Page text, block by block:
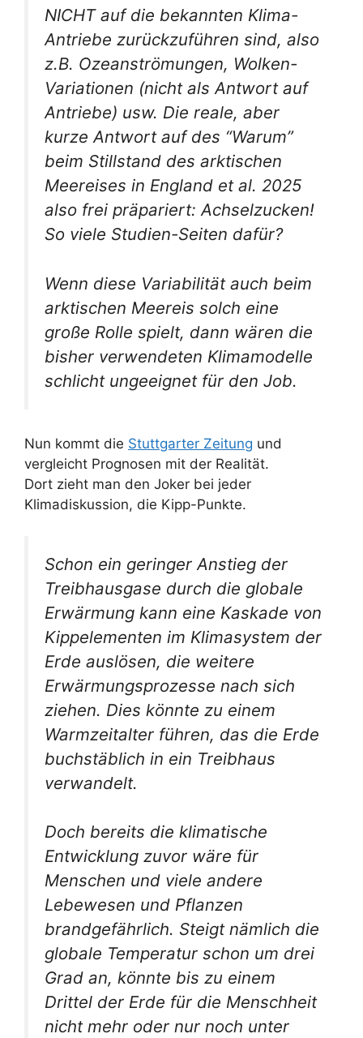
NICHT auf die bekannten Klima-
Antriebe zurückzuführen sind, also
z.B. Ozeanströmungen, Wolken-
Variationen (nicht als Antwort auf
Antriebe) usw. Die reale, aber
kurze Antwort auf des “Warum”
beim Stillstand des arktischen
Meereises in England et al. 2025
also frei präpariert: Achselzucken!
So viele Studien-Seiten dafür?
Wenn diese Variabilität auch beim
arktischen Meereis solch eine
große Rolle spielt, dann wären die
bisher verwendeten Klimamodelle
schlicht ungeeignet für den Job.
Nun kommt die Stuttgarter Zeitung und
vergleicht Prognosen mit der Realität.
Dort zieht man den Joker bei jeder
Klimadiskussion, die Kipp-Punkte.
Schon ein geringer Anstieg der
Treibhausgase durch die globale
Erwärmung kann eine Kaskade von
Kippelementen im Klimasystem der
Erde auslösen, die weitere
Erwärmungsprozesse nach sich
ziehen. Dies könnte zu einem
Warmzeitalter führen, das die Erde
buchstäblich in ein Treibhaus
verwandelt.
Doch bereits die klimatische
Entwicklung zuvor wäre für
Menschen und viele andere
Lebewesen und Pflanzen
brandgefährlich. Steigt nämlich die
globale Temperatur schon um drei
Grad an, könnte bis zu einem
Drittel der Erde für die Menschheit
nicht mehr oder nur noch unter